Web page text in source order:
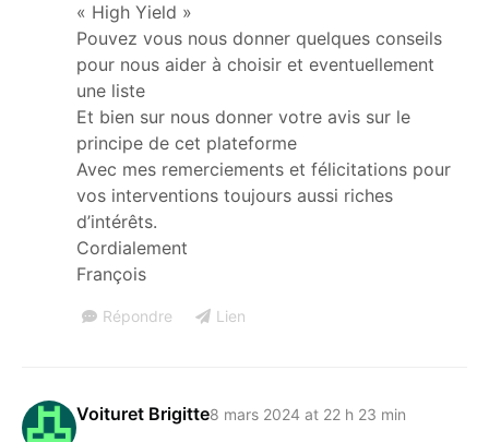
« High Yield »
Pouvez vous nous donner quelques conseils
pour nous aider à choisir et eventuellement
une liste
Et bien sur nous donner votre avis sur le
principe de cet plateforme
Avec mes remerciements et félicitations pour
vos interventions toujours aussi riches
d’intérêts.
Cordialement
François
Répondre Lien
Voituret Brigitte8 mars 2024 at 22 h 23 min